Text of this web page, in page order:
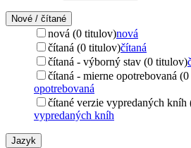
Nové / čítané
nová (0 titulov)nová
čítaná (0 titulov)čítaná
čítaná - výborný stav (0 titulov)
čítaná - mierne opotrebovaná
opotrebovaná
čítané verzie vypredaných
vypredaných kníh
Jazyk